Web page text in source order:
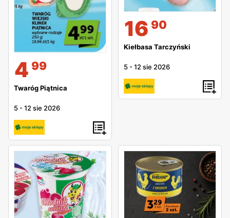
4 99
Twaróg Piątnica
5 -12 sie 2026
16 90
Kiełbasa Tarczyński
5 -12 sie 2026